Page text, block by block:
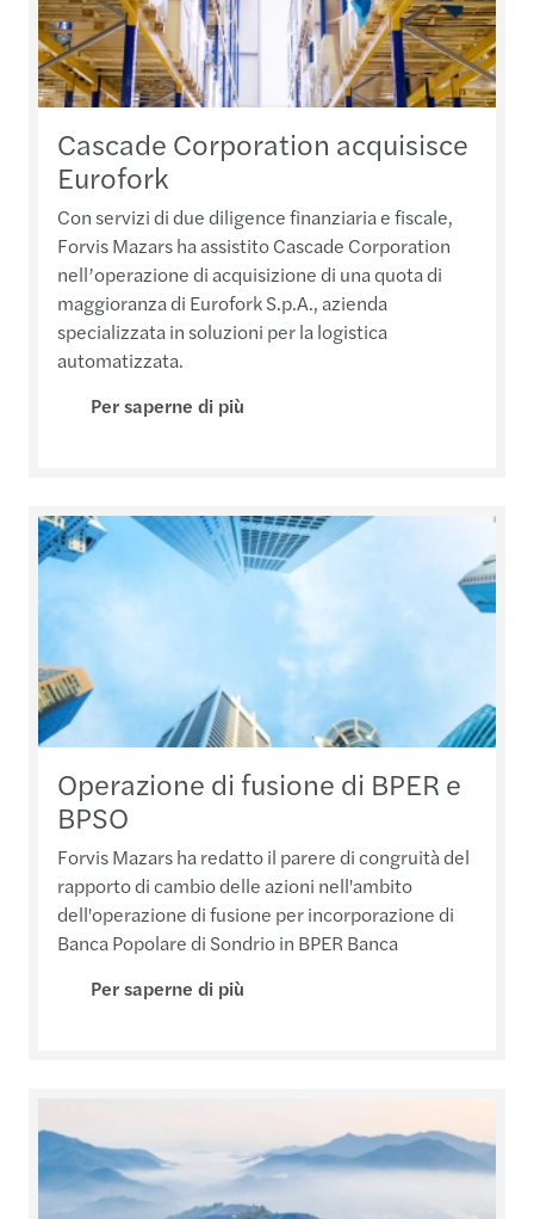
Cascade Corporation acquisisce
Eurofork
Con servizi di due diligence finanziaria e fiscale,
Forvis Mazars ha assistito Cascade Corporation
nell’operazione di acquisizione di una quota di
maggioranza di Eurofork S.p.A., azienda
specializzata in soluzioni per la logistica
automatizzata.
Per saperne di più
Operazione di fusione di BPER e
BPSO
Forvis Mazars ha redatto il parere di congruità del
rapporto di cambio delle azioni nell'ambito
dell'operazione di fusione per incorporazione di
Banca Popolare di Sondrio in BPER Banca
Per saperne di più